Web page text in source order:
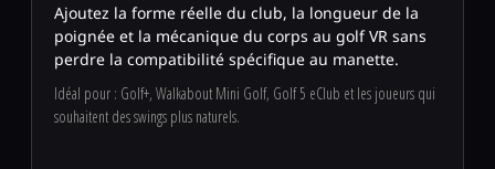
Ajoutez la forme réelle du club, la longueur de la
poignée et la mécanique du corps au golf VR sans
perdre la compatibilité spécifique au manette.
Idéal pour : Golf+, Walkabout Mini Golf, Golf 5 eClub et les joueurs qui
souhaitent des swings plus naturels.